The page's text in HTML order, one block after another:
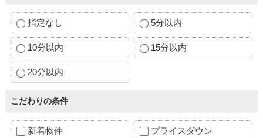
指定なし 5分以内
10分以内 15分以内
20分以内
こだわりの条件
新着物件 プライスダウン